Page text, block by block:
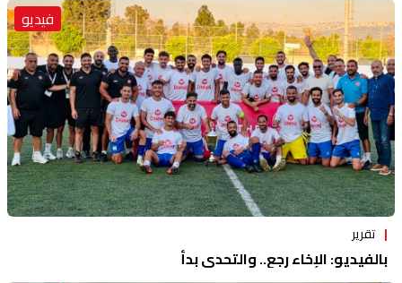
فيديو
تقرير
بالفيديو: الإخاء رجع.. والتحدي بدأ